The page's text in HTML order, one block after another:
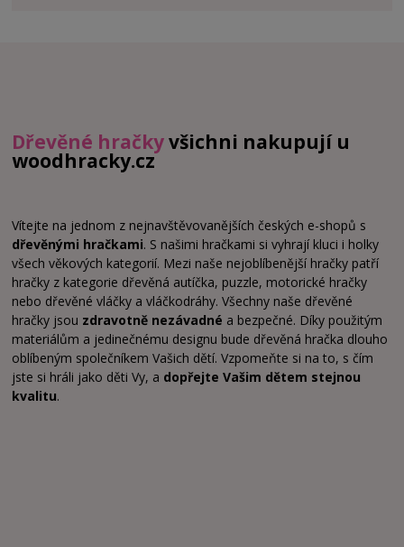
Dřevěné hračkyvšichni nakupují u
woodhracky.cz
Vítejte na jednom z nejnavštěvovanějších českých e-shopů s
dřevěnými hračkami. S našimi hračkami si vyhrají kluci i holky
všech věkových kategorií. Mezi naše nejoblíbenější hračky patří
hračky z kategorie dřevěná autíčka, puzzle, motorické hračky
nebo dřevěné vláčky a vláčkodráhy. Všechny naše dřevěné
hračky jsou zdravotně nezávadné a bezpečné. Díky použitým
materiálům a jedinečnému designu bude dřevěná hračka dlouho
oblíbeným společníkem Vašich dětí. Vzpomeňte si na to, s čím
jste si hráli jako děti Vy, a dopřejte Vašim dětem stejnou
kvalitu.